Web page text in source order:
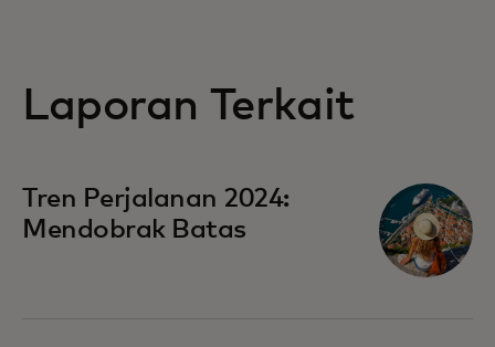
Laporan Terkait
Tren Perjalanan 2024:
Mendobrak Batas